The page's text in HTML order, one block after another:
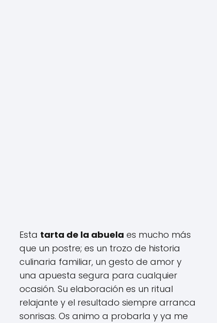
Esta tarta de la abuela es mucho más
que un postre; es un trozo de historia
culinaria familiar, un gesto de amor y
una apuesta segura para cualquier
ocasión. Su elaboración es un ritual
relajante y el resultado siempre arranca
sonrisas. Os animo a probarla y ya me